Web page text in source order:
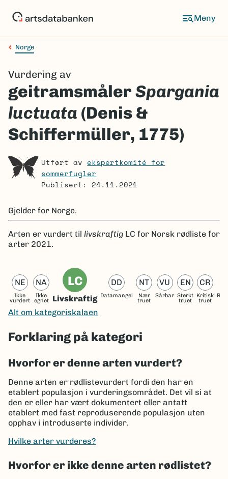
Meny
Navigasjonssti
Norge
Vurdering av
geitramsmåler Spargania
luctuata (Denis &
Schiffermüller, 1775)
Utført av ekspertkomité for
sommerfugler
Publisert: 24.11.2021
Gjelder for Norge.
Arten er vurdert til livskraftig LC for Norsk rødliste for
arter 2021.
NE
Ikke
vurdert
NA
Ikke
egnet
LC
Livskraftig
DD
Datamangel
NT
Nær
truet
VU
Sårbar
EN
Sterkt
truet
CR
Kritisk
truet
Alt om kategoriskalaen
Forklaring på kategori
Hvorfor er denne arten vurdert?
Denne arten er rødlistevurdert fordi den har en
etablert populasjon i vurderingsområdet. Det vil si at
den er eller har vært dokumentert eller antatt
etablert med fast reproduserende populasjon uten
opphav i introduserte individer.
Hvilke arter vurderes?
Hvorfor er ikke denne arten rødlistet?